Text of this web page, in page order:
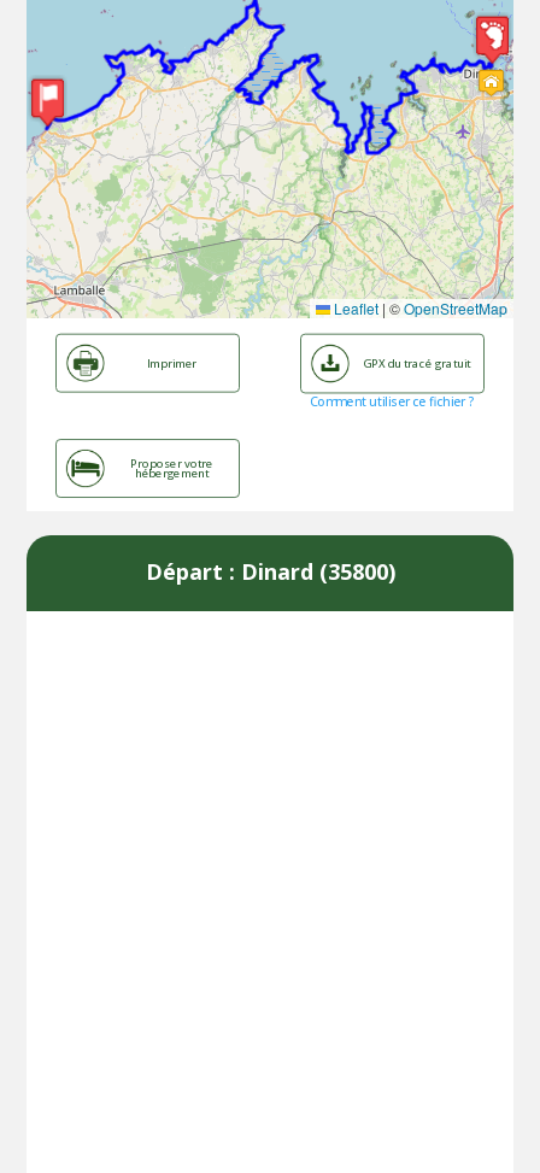
Leaflet | ©OpenStreetMap
Imprimer GPX du tracé gratuit
Comment utiliser ce fichier ?
Proposer votre
hébergement
Départ : Dinard (35800)